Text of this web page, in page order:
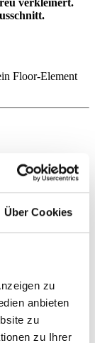
Über Cookies
zu
anbieten
zu
zu Ihrer
Floor-Element
mit einem
kannst Du bei
mit
schonen.
um Falten und